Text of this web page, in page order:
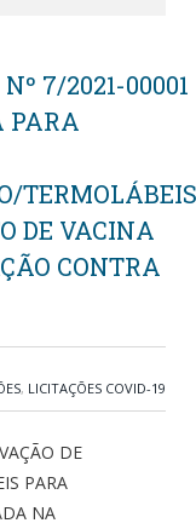
7/2021-00001
PARA
TERMOLÁBEIS
DE VACINA
CONTRA
, LICITAÇÕES COVID-19
DE
PARA
NA